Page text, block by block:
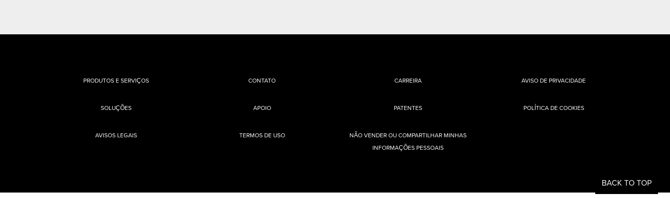
BACK TO TOP
PRODUTOS E SERVIÇOS
SOLUÇÕES
CONTATO
APOIO
CARREIRA
PATENTES
AVISO DE PRIVACIDADE
POLÍTICA DE COOKIES
AVISOS LEGAIS TERMOS DE USO
NÃO VENDER OU COMPARTILHAR MINHAS
INFORMAÇÕES PESSOAIS